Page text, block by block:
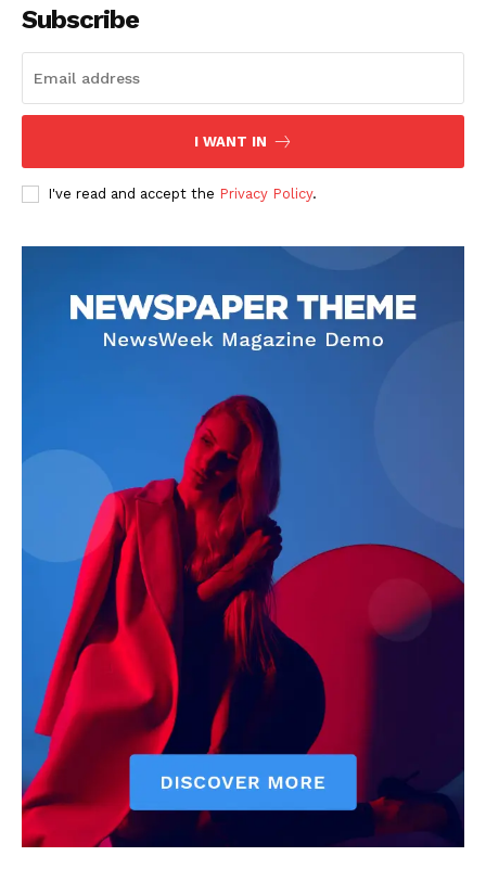
Subscribe
I WANT IN
I've read and accept the Privacy Policy.